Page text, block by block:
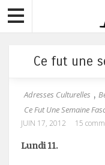
Ce fut une
Adresses Culturelles ,
Ce Fut Une Semaine
JUIN 17, 2012 15
Lundi 11.